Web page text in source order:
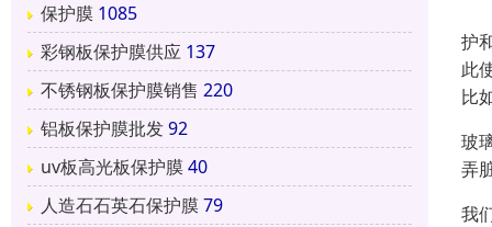
保护膜 1085
彩钢板保护膜供应 137
不锈钢板保护膜销售 220
铝板保护膜批发92
uv板高光板保护膜40
人造石石英石保护膜79
护
此
比
玻
弄
我